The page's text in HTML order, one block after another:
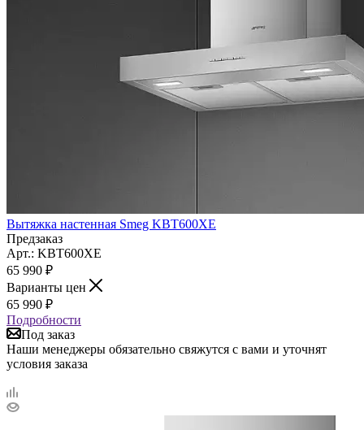
Вытяжка настенная Smeg KBT600XE
Предзаказ
Арт.: KBT600XE
65 990 ₽
Варианты цен
65 990 ₽
Подробности
Под заказ
Наши менеджеры обязательно свяжутся с вами и уточнят
условия заказа